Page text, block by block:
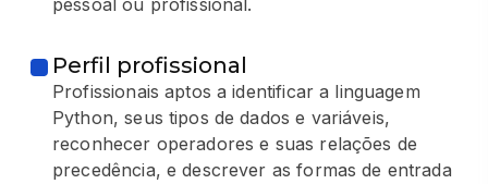
Perfil profissional
Profissionais aptos a identificar a linguagem
Python, seus tipos de dados e variáveis,
reconhecer operadores e suas relações de
precedência, e descrever as formas de entrada